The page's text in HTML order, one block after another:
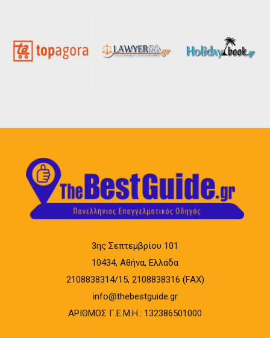
3ης Σεπτεμβρίου 101
10434, Αθήνα, Ελλάδα
2108838314/15, 2108838316 (FAX)
info@thebestguide.gr
ΑΡΙΘΜΟΣ Γ.Ε.Μ.Η.: 132386501000